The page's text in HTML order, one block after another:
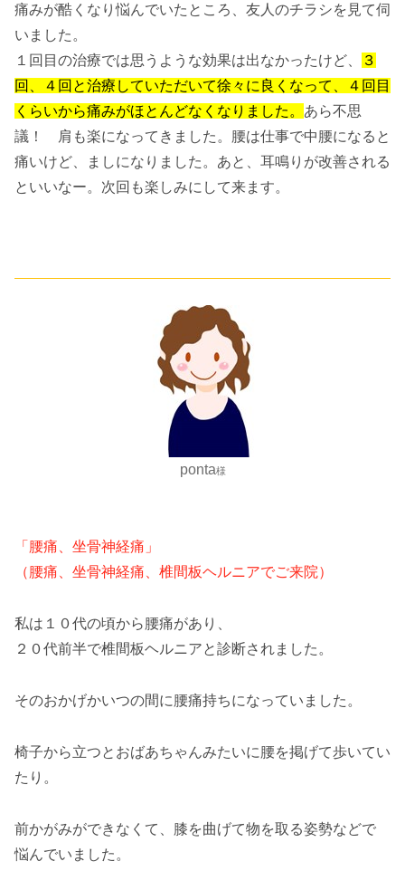
痛みが酷くなり悩んでいたところ、友人のチラシを見て伺
いました。
１回目の治療では思うような効果は出なかったけど、
３
回、４回と治療していただいて徐々に良くなって、４回目
くらいから痛みがほとんどなくなりました。 あら不思
議！ 肩も楽になってきました。腰は仕事で中腰になると
痛いけど、ましになりました。あと、耳鳴りが改善される
といいなー。次回も楽しみにして来ます。
ponta様
「腰痛、坐骨神経痛」
（腰痛、坐骨神経痛、椎間板ヘルニアでご来院）
私は１０代の頃から腰痛があり、
２０代前半で椎間板ヘルニアと診断されました。
そのおかげかいつの間に腰痛持ちになっていました。
椅子から立つとおばあちゃんみたいに腰を掲げて歩いてい
たり。
前かがみができなくて、膝を曲げて物を取る姿勢などで
悩んでいました。